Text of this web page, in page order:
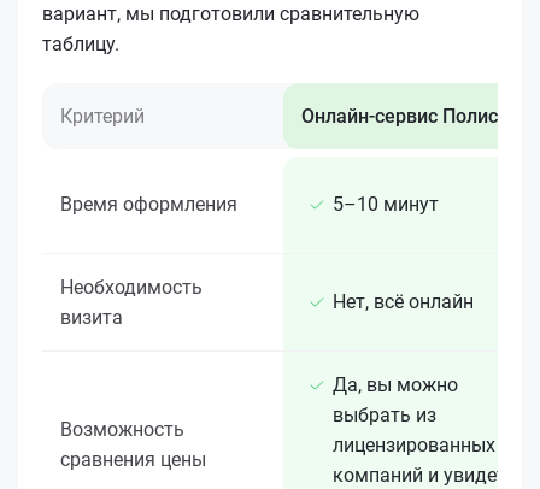
вариант, мы подготовили сравнительную
таблицу.
Критерий Онлайн-сервис Полис 812
Время оформления 5–10 минут
Необходимость
визита
Нет, всё онлайн
Возможность
сравнения цены
Да, вы можно
выбрать из
лицензированных 15+
компаний и увидеть,